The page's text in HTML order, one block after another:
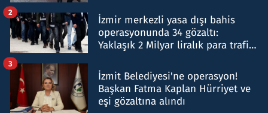
İzmir merkezli yasa dışı bahis
operasyonunda 34 gözaltı:
Yaklaşık 2 Milyar liralık para trafiği
2
İzmit Belediyesi'ne operasyon!
Başkan Fatma Kaplan Hürriyet ve
eşi gözaltına alındı
3